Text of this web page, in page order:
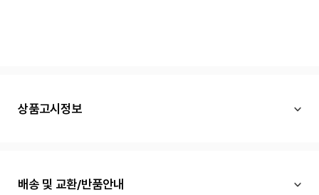
상품고시정보
배송 및 교환/반품안내